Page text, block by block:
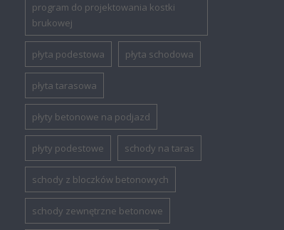
program do projektowania kostki
brukowej
płyta podestowa płyta schodowa
płyta tarasowa
płyty betonowe na podjazd
płyty podestowe schody na taras
schody z bloczków betonowych
schody zewnętrzne betonowe